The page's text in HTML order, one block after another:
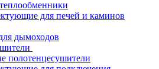
для печей и каминов
дымоходов
полотенцесушители